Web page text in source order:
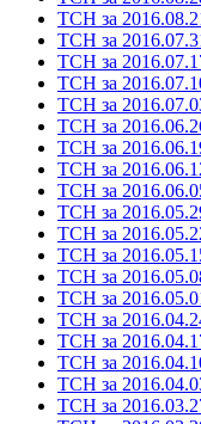
ТСН за
ТСН за
ТСН за
ТСН за
ТСН за
ТСН за
ТСН за
ТСН за
ТСН за
ТСН за
ТСН за
ТСН за
ТСН за
ТСН за
ТСН за
ТСН за
ТСН за
ТСН за
ТСН за